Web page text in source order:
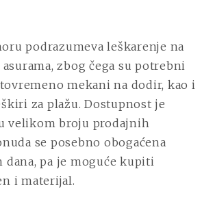
PRAVI
podrazumeva leškarenje na
zbog čega su potrebni
mekani na dodir, kao i
za plažu. Dostupnost je
velikom broju prodajnih
se posebno obogaćena
pa je moguće kupiti
i materijal.